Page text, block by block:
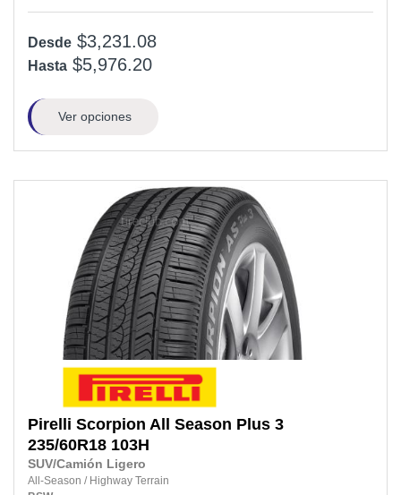
Desde $3,231.08
Hasta $5,976.20
Ver opciones
Pirelli Scorpion All Season Plus 3
235/60R18 103H
SUV/Camión Ligero
All-Season / Highway Terrain